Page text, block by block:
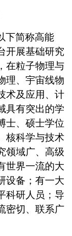
下简称高能
开展基础研究
在粒子物理与
理、宇宙线物
术及应用、计
具有突出的学
士、硕士学位
核科学与技术
领域广、高级
世界一流的大
设备；有一大
科研人员；导
密切、联系广